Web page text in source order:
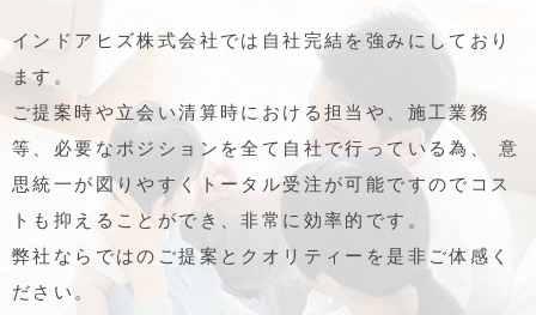
インドアヒズ株式会社では自社完結を強みにしており
ます。
ご提案時や立会い清算時における担当や、施工業務
等、必要なポジションを全て自社で行っている為、
意
思統一が図りやすくトータル受注が可能ですのでコス
トも抑えることができ、非常に効率的です。
弊社ならではのご提案とクオリティーを是非ご体感く
ださい。